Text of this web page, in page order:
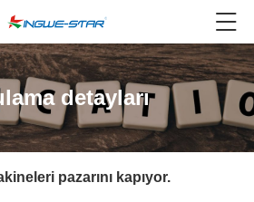
detayları
pazarını kapıyor.